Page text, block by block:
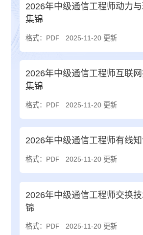
2026年中级通信工程师动力
集锦
格式：PDF 2025-11-20 更新
2026年中级通信工程师互联
集锦
格式：PDF 2025-11-20 更新
2026年中级通信工程师有线
格式：PDF 2025-11-20 更新
2026年中级通信工程师交换
锦
格式：PDF 2025-11-20 更新